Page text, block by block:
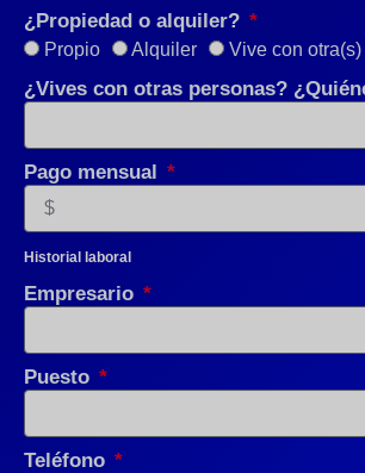
¿Propiedad o alquiler?
Propio Alquiler Vive con
¿Vives con otras personas?
Pago mensual
Historial laboral
Empresario
Puesto
Teléfono